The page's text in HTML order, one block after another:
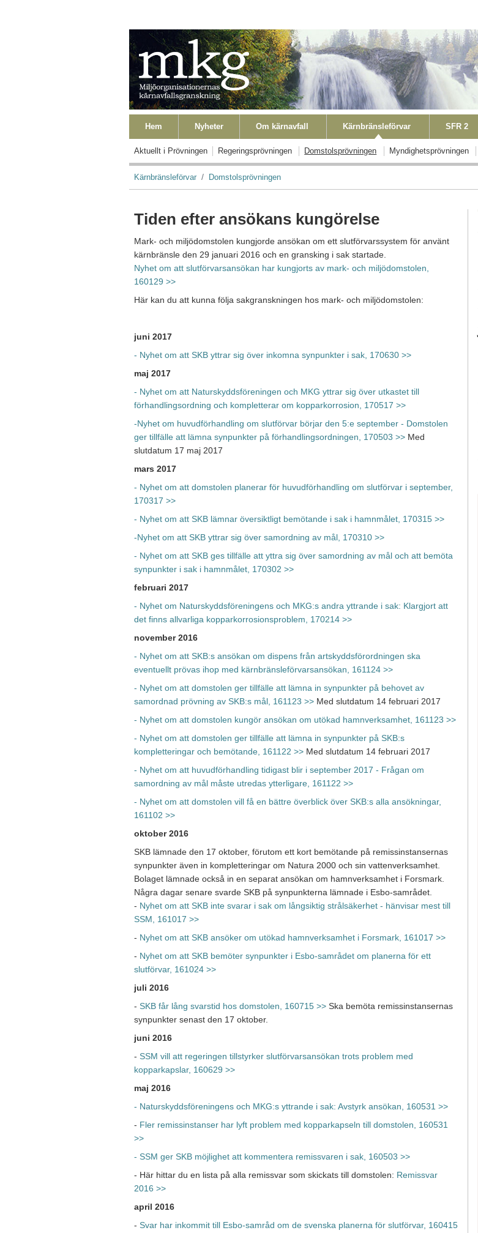
Primära länkar
Hem Nyheter Om kärnavfall Kärnbränsleförvar SFR 2
Primära länkar Level2
Aktuellt i Prövningen Regeringsprövningen Domstolsprövningen Myndighetsprövningen
Länkstig
Kärnbränsleförvar Domstolsprövningen
Tiden efter ansökans kungörelse
Mark- och miljödomstolen kungjorde ansökan om ett slutförvarssystem för använt
kärnbränsle den 29 januari 2016 och en gransking i sak startade.
Nyhet om att slutförvarsansökan har kungjorts av mark- och miljödomstolen,
160129 >>
Här kan du att kunna följa sakgranskningen hos mark- och miljödomstolen:
juni 2017
- Nyhet om att SKB yttrar sig över inkomna synpunkter i sak, 170630 >>
maj 2017
- Nyhet om att Naturskyddsföreningen och MKG yttrar sig över utkastet till
förhandlingsordning och kompletterar om kopparkorrosion, 170517 >>
-Nyhet om huvudförhandling om slutförvar börjar den 5:e september - Domstolen
ger tillfälle att lämna synpunkter på förhandlingsordningen, 170503 >> Med
slutdatum 17 maj 2017
mars 2017
- Nyhet om att domstolen planerar för huvudförhandling om slutförvar i september,
170317 >>
- Nyhet om att SKB lämnar översiktligt bemötande i sak i hamnmålet, 170315 >>
-Nyhet om att SKB yttrar sig över samordning av mål, 170310 >>
- Nyhet om att SKB ges tillfälle att yttra sig över samordning av mål och att bemöta
synpunkter i sak i hamnmålet, 170302 >>
februari 2017
- Nyhet om Naturskyddsföreningens och MKG:s andra yttrande i sak: Klargjort att
det finns allvarliga kopparkorrosionsproblem, 170214 >>
november 2016
- Nyhet om att SKB:s ansökan om dispens från artskyddsförordningen ska
eventuellt prövas ihop med kärnbränsleförvarsansökan, 161124 >>
- Nyhet om att domstolen ger tillfälle att lämna in synpunkter på behovet av
samordnad prövning av SKB:s mål, 161123 >> Med slutdatum 14 februari 2017
- Nyhet om att domstolen kungör ansökan om utökad hamnverksamhet, 161123 >>
- Nyhet om att domstolen ger tillfälle att lämna in synpunkter på SKB:s
kompletteringar och bemötande, 161122 >> Med slutdatum 14 februari 2017
- Nyhet om att huvudförhandling tidigast blir i september 2017 - Frågan om
samordning av mål måste utredas ytterligare, 161122 >>
- Nyhet om att domstolen vill få en bättre överblick över SKB:s alla ansökningar,
161102 >>
oktober 2016
SKB lämnade den 17 oktober, förutom ett kort bemötande på remissinstansernas
synpunkter även in kompletteringar om Natura 2000 och sin vattenverksamhet.
Bolaget lämnade också in en separat ansökan om hamnverksamhet i Forsmark.
Några dagar senare svarde SKB på synpunkterna lämnade i Esbo-samrådet.
- Nyhet om att SKB inte svarar i sak om långsiktig strålsäkerhet - hänvisar mest till
SSM, 161017 >>
- Nyhet om att SKB ansöker om utökad hamnverksamhet i Forsmark, 161017 >>
- Nyhet om att SKB bemöter synpunkter i Esbo-samrådet om planerna för ett
slutförvar, 161024 >>
juli 2016
- SKB får lång svarstid hos domstolen, 160715 >> Ska bemöta remissinstansernas
synpunkter senast den 17 oktober.
juni 2016
- SSM vill att regeringen tillstyrker slutförvarsansökan trots problem med
kopparkapslar, 160629 >>
maj 2016
- Naturskyddsföreningens och MKG:s yttrande i sak: Avstyrk ansökan, 160531 >>
- Fler remissinstanser har lyft problem med kopparkapseln till domstolen, 160531
>>
- SSM ger SKB möjlighet att kommentera remissvaren i sak, 160503 >>
- Här hittar du en lista på alla remissvar som skickats till domstolen: Remissvar
2016 >>
april 2016
- Svar har inkommit till Esbo-samråd om de svenska planerna för slutförvar, 160415